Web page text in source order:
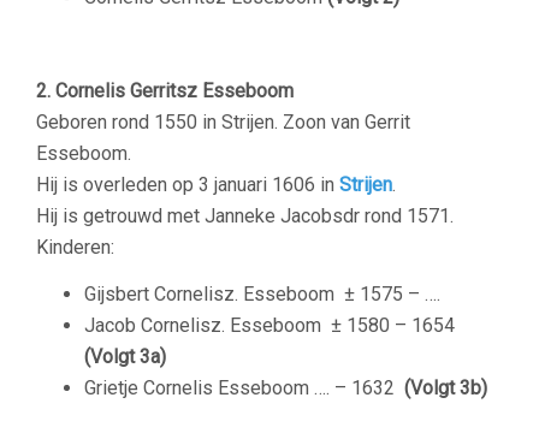
2. Cornelis Gerritsz Esseboom
Geboren rond 1550 in Strijen. Zoon van Gerrit
Esseboom.
Hij is overleden op 3 januari 1606 in Strijen.
Hij is getrouwd met Janneke Jacobsdr rond 1571.
Kinderen:
Gijsbert Cornelisz. Esseboom ± 1575 – ….
Jacob Cornelisz. Esseboom ± 1580 – 1654
(Volgt 3a)
Grietje Cornelis Esseboom …. – 1632 (Volgt 3b)